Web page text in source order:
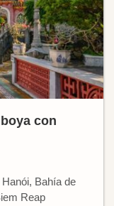
con
Bahía de
Reap